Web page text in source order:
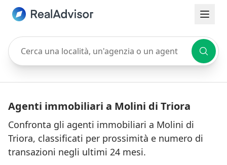
Cerca una località, un'agenzia o un agente
Agenti immobiliari a Molini di Triora
Confronta gli agenti immobiliari a Molini di
Triora, classificati per prossimità e numero di
transazioni negli ultimi 24 mesi.